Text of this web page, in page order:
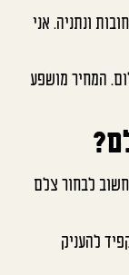
ונתניה. אני
המחיר מושפע
לבחור צלם
להעניק